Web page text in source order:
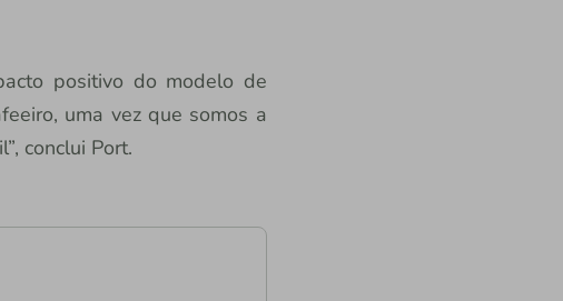
positivo do modelo de
uma vez que somos a
conclui Port.